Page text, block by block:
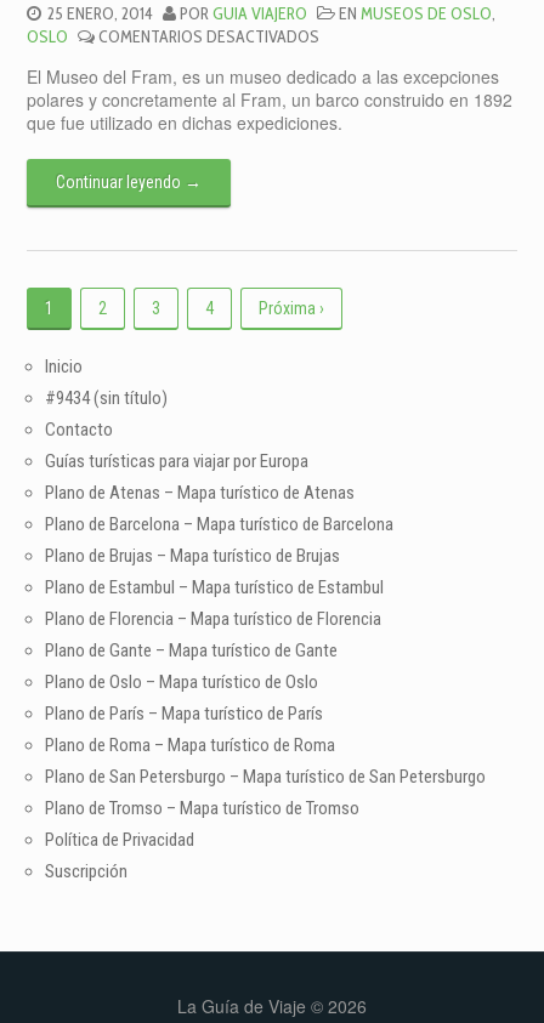
25 ENERO, 2014 PORGUIA VIAJERO ENMUSEOS DE OSLO,
OSLO
COMENTARIOS DESACTIVADOS
DEL
FRAM
El Museo del Fram, es un museo dedicado a las excepciones
polares y concretamente al Fram, un barco construido en 1892
que fue utilizado en dichas expediciones.
Continuar leyendo →
1 2 3 4 Próxima ›
Inicio
#9434 (sin título)
Contacto
Guías turísticas para viajar por Europa
Plano de Atenas – Mapa turístico de Atenas
Plano de Barcelona – Mapa turístico de Barcelona
Plano de Brujas – Mapa turístico de Brujas
Plano de Estambul – Mapa turístico de Estambul
Plano de Florencia – Mapa turístico de Florencia
Plano de Gante – Mapa turístico de Gante
Plano de Oslo – Mapa turístico de Oslo
Plano de París – Mapa turístico de París
Plano de Roma – Mapa turístico de Roma
Plano de San Petersburgo – Mapa turístico de San Petersburgo
Plano de Tromso – Mapa turístico de Tromso
Política de Privacidad
Suscripción
La Guía de Viaje © 2026